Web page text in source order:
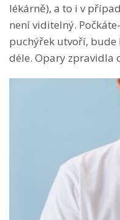
lékárně), a to i v
není viditelný.
puchýřek utvoří,
déle. Opary zpravidla